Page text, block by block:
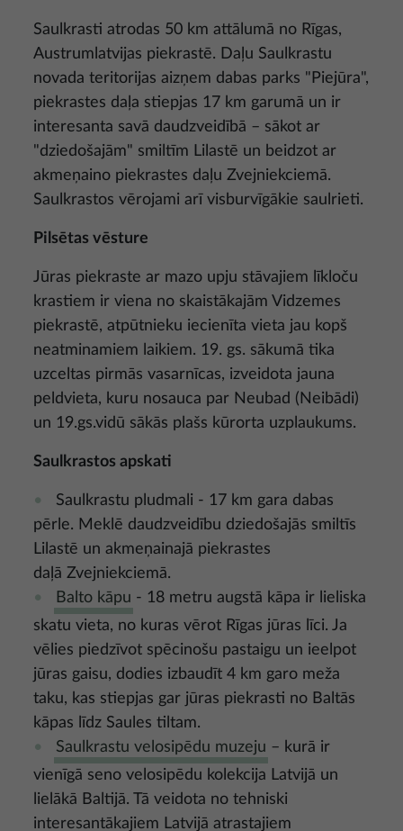
Saulkrasti atrodas 50 km attālumā no Rīgas,
Austrumlatvijas piekrastē. Daļu Saulkrastu
novada teritorijas aizņem dabas parks "Piejūra",
piekrastes daļa stiepjas 17 km garumā un ir
interesanta savā daudzveidībā – sākot ar
"dziedošajām" smiltīm Lilastē un beidzot ar
akmeņaino piekrastes daļu Zvejniekciemā.
Saulkrastos vērojami arī visburvīgākie saulrieti.
Pilsētas vēsture
Jūras piekraste ar mazo upju stāvajiem līkloču
krastiem ir viena no skaistākajām Vidzemes
piekrastē, atpūtnieku iecienīta vieta jau kopš
neatminamiem laikiem. 19. gs. sākumā tika
uzceltas pirmās vasarnīcas, izveidota jauna
peldvieta, kuru nosauca par Neubad (Neibādi)
un 19.gs.vidū sākās plašs kūrorta uzplaukums.
Saulkrastos apskati
Saulkrastu pludmali - 17 km gara dabas
pērle. Meklē daudzveidību dziedošajās smiltīs
Lilastē un akmeņainajā piekrastes
daļā Zvejniekciemā.
Balto kāpu - 18 metru augstā kāpa ir lieliska
skatu vieta, no kuras vērot Rīgas jūras līci. Ja
vēlies piedzīvot spēcinošu pastaigu un ieelpot
jūras gaisu, dodies izbaudīt 4 km garo meža
taku, kas stiepjas gar jūras piekrasti no Baltās
kāpas līdz Saules tiltam.
Saulkrastu velosipēdu muzeju – kurā ir
vienīgā seno velosipēdu kolekcija Latvijā un
lielākā Baltijā. Tā veidota no tehniski
interesantākajiem Latvijā atrastajiem